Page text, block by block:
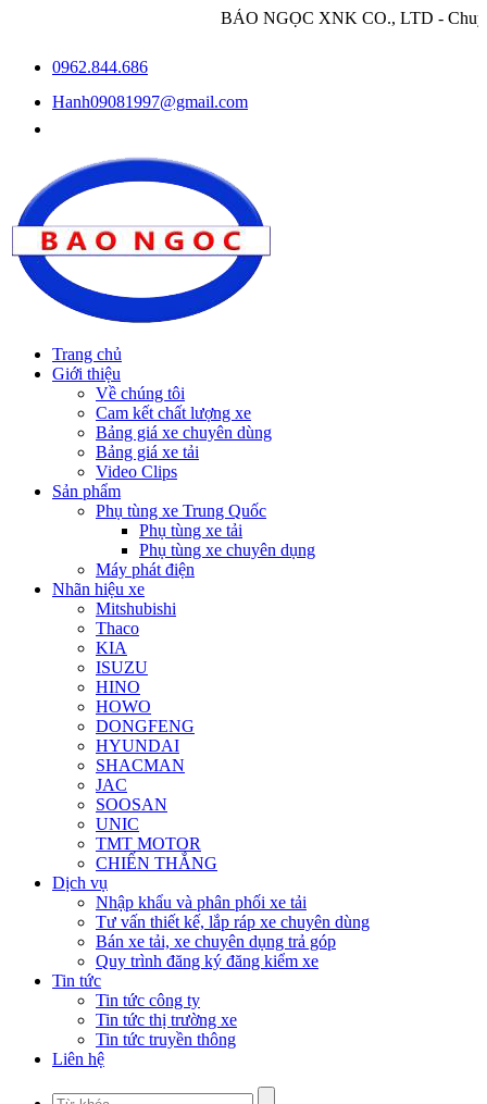
BẢO NGỌC XNK CO., LTD - Chuyên nhập
0962.844.686
Hanh09081997@gmail.com
Trang chủ
Giới thiệu
Về chúng tôi
Cam kết chất lượng xe
Bảng giá xe chuyên dùng
Bảng giá xe tải
Video Clips
Sản phẩm
Phụ tùng xe Trung Quốc
Phụ tùng xe tải
Phụ tùng xe chuyên dụng
Máy phát điện
Nhãn hiệu xe
Mitshubishi
Thaco
KIA
ISUZU
HINO
HOWO
DONGFENG
HYUNDAI
SHACMAN
JAC
SOOSAN
UNIC
TMT MOTOR
CHIẾN THẮNG
Dịch vụ
Nhập khẩu và phân phối xe tải
Tư vấn thiết kế, lắp ráp xe chuyên dùng
Bán xe tải, xe chuyên dụng trả góp
Quy trình đăng ký đăng kiểm xe
Tin tức
Tin tức công ty
Tin tức thị trường xe
Tin tức truyền thông
Liên hệ